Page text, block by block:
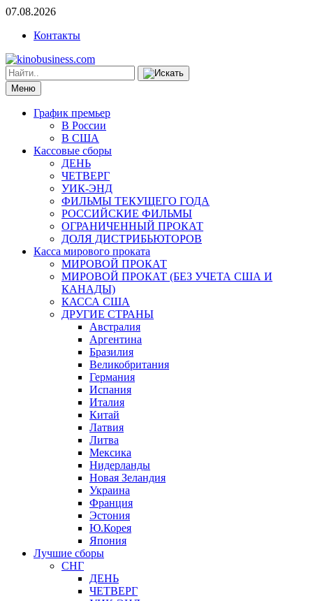
07.08.2026
Контакты
Меню
График премьер
В России
В США
Кассовые сборы
ДЕНЬ
ЧЕТВЕРГ
УИК-ЭНД
ФИЛЬМЫ ТЕКУЩЕГО ГОДА
РОССИЙСКИЕ ФИЛЬМЫ
ОГРАНИЧЕННЫЙ ПРОКАТ
ДОЛЯ ДИСТРИБЬЮТОРОВ
Касса мирового проката
МИРОВОЙ ПРОКАТ
МИРОВОЙ ПРОКАТ (БЕЗ УЧЕТА США И
КАНАДЫ)
КАССА США
ДРУГИЕ СТРАНЫ
Австралия
Аргентина
Бразилия
Великобритания
Германия
Испания
Италия
Китай
Латвия
Литва
Мексика
Нидерланды
Новая Зеландия
Украина
Франция
Эстония
Ю.Корея
Япония
Лучшие сборы
СНГ
ДЕНЬ
ЧЕТВЕРГ